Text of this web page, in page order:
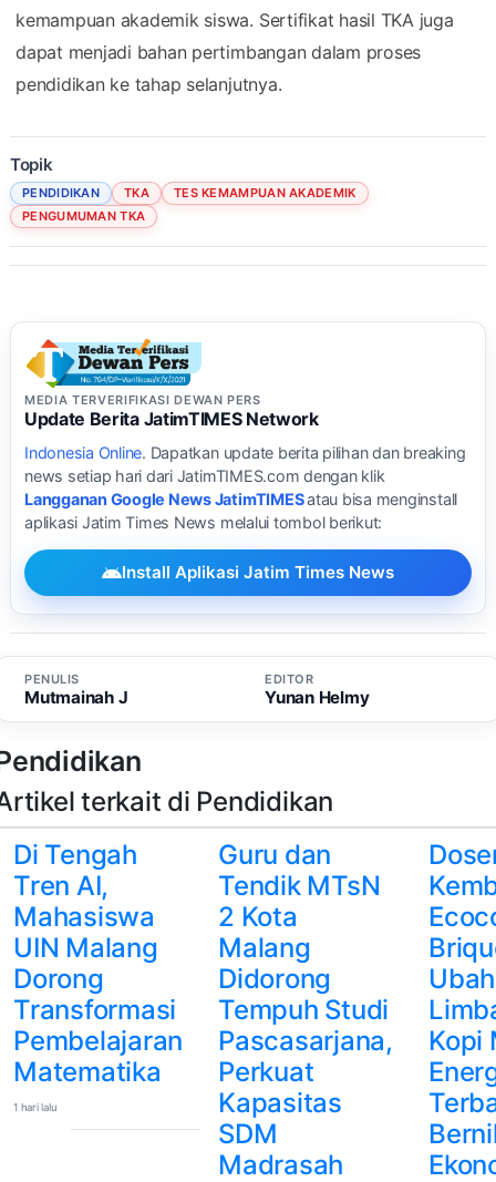
kemampuan akademik siswa. Sertifikat hasil TKA juga
dapat menjadi bahan pertimbangan dalam proses
pendidikan ke tahap selanjutnya.
Topik
PENDIDIKAN TKA
TES KEMAMPUAN AKADEMIK
PENGUMUMAN TKA
MEDIA TERVERIFIKASI DEWAN PERS
Update Berita JatimTIMES Network
Indonesia Online. Dapatkan update berita pilihan dan breaking
news setiap hari dari JatimTIMES.com dengan klik
Langganan Google News JatimTIMESatau bisa menginstall
aplikasi Jatim Times News melalui tombol berikut:
Install Aplikasi Jatim Times News
PENULIS
Mutmainah J
EDITOR
Yunan Helmy
terkait di Pendidikan
Di Tengah
Tren AI,
Mahasiswa
UIN Malang
Dorong
Transformasi
Pembelajaran
Matematika
1 hari lalu
Guru dan
Tendik MTsN
2 Kota
Malang
Didorong
Tempuh Studi
Pascasarjana,
Perkuat
Kapasitas
SDM
Madrasah
Ubah
Kopi